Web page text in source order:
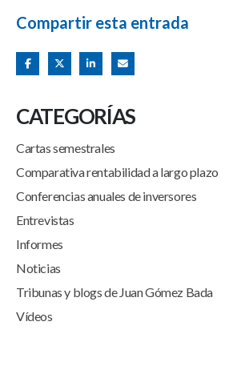
Compartir esta entrada
CATEGORÍAS
Cartas semestrales
Comparativa rentabilidad a largo plazo
Conferencias anuales de inversores
Entrevistas
Informes
Noticias
Tribunas y blogs de Juan Gómez Bada
Vídeos